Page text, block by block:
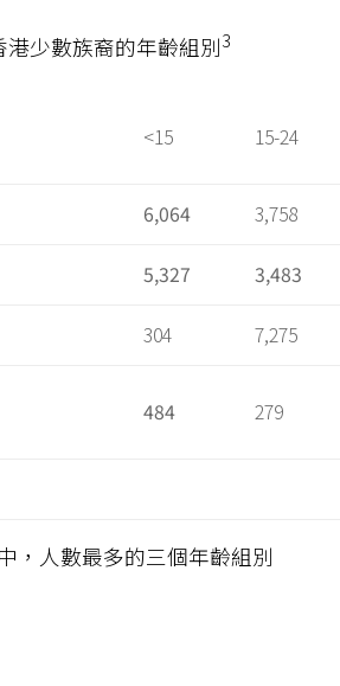
港少數族裔的年齡組別3
<15 15-24
6,064 3,758
5,327 3,483
304 7,275
484 279
，人數最多的三個年齡組別